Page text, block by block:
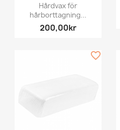
Hårdvax för
hårborttagning...
200,00kr
favorite_border